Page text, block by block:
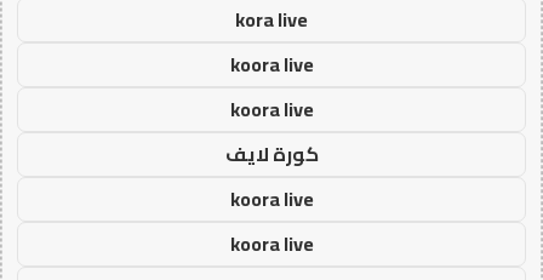
kora live
koora live
koora live
كورة لايف
koora live
koora live